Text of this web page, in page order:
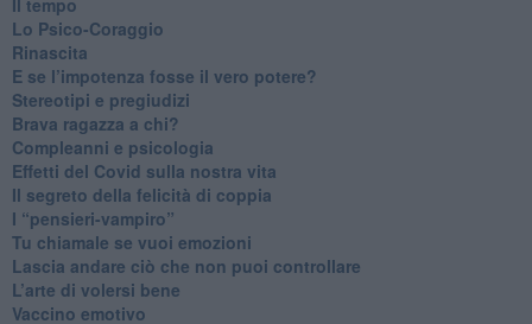
​Lo Psico-Coraggio
Rinascita
​E se l’impotenza fosse il vero potere?
Stereotipi e pregiudizi
​Brava ragazza a chi?
​Compleanni e psicologia
Effetti del Covid sulla nostra vita
Il segreto della felicità di coppia
​I “pensieri-vampiro”
​Tu chiamale se vuoi emozioni
​Lascia andare ciò che non puoi controllare
L’arte di volersi bene
​Vaccino emotivo